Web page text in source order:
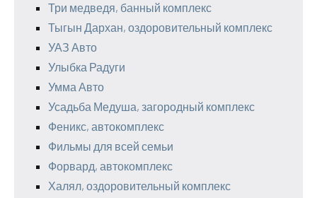
Три медведя, банный комплекс
Тыгын Дархан, оздоровительный комплекс
УАЗ Авто
Улыбка Радуги
Умма Авто
Усадьба Медуша, загородный комплекс
Феникс, автокомплекс
Фильмы для всей семьи
Форвард, автокомплекс
Халял, оздоровительный комплекс